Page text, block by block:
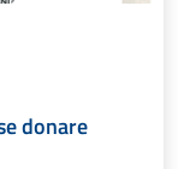
donare